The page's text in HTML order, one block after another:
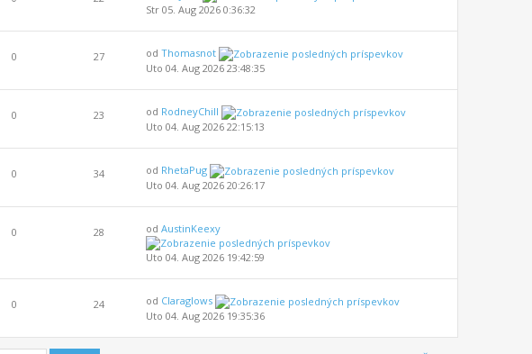
Str 05. Aug 2026 0:36:32
0 27 odThomasnot
Uto 04. Aug 2026 23:48:35
0 23 od RodneyChill
Uto 04. Aug 2026 22:15:13
0 34 od RhetaPug
Uto 04. Aug 2026 20:26:17
0 28 odAustinKeexy
Uto 04. Aug 2026 19:42:59
0 24 od Claraglows
Uto 04. Aug 2026 19:35:36